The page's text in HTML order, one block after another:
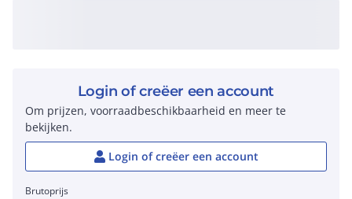
Login of creëer een account
Om prijzen, voorraadbeschikbaarheid en meer te
bekijken.
Login of creëer een account
Brutoprijs